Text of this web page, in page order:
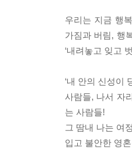
우리는 지금 행
가짐과 버림, 행
‘내려놓고 잊고
‘내 안의 신성이
사람들, 나서 자
는 사람들!
그 땀내 나는 여
입고 불안한 영